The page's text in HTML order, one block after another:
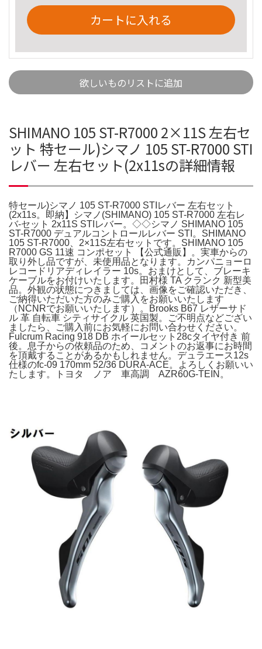
カートに入れる
欲しいものリストに追加
SHIMANO 105 ST-R7000 2×11S 左右セ
ット 特セール)シマノ 105 ST-R7000 STI
レバー 左右セット(2x11sの詳細情報
特セール)シマノ 105 ST-R7000 STIレバー 左右セット
(2x11s。即納】シマノ(SHIMANO) 105 ST-R7000 左右レ
バ-セット 2x11S STIレバー。◇◇シマノ SHIMANO 105
ST-R7000 デュアルコントロールレバー STI。SHIMANO
105 ST-R7000、2×11S左右セットです。SHIMANO 105
R7000 GS 11速 コンポセット 【公式通販】。実車からの
取り外し品ですが、未使用品となります。カンパニョーロ
レコードリアディレイラー 10s。おまけとして、ブレーキ
ケーブルをお付けいたします。田村様 TA クランク 新型美
品。外観の状態につきましては、画像をご確認いただき、
ご納得いただいた方のみご購入をお願いいたします
（NCNRでお願いいたします）。Brooks B67 レザーサド
ル 革 自転車 シティサイクル 英国製。ご不明点などござい
ましたら、ご購入前にお気軽にお問い合わせください。
Fulcrum Racing 918 DB ホイールセット28cタイヤ付き 前
後。息子からの依頼品のため、コメントのお返事にお時間
を頂戴することがあるかもしれません。デュラエース12s
仕様のfc-09 170mm 52/36 DURA-ACE。よろしくお願いい
たします。トヨタ ノア 車高調 AZR60G-TEIN。